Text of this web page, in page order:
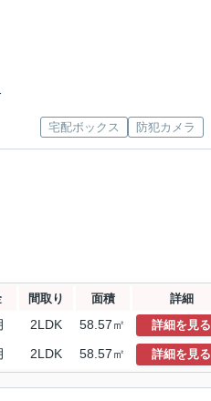
宅配ボックス 防犯カメラ
間取り 面積 詳細
2LDK 58.57㎡ 詳細を見る
2LDK 58.57㎡ 詳細を見る